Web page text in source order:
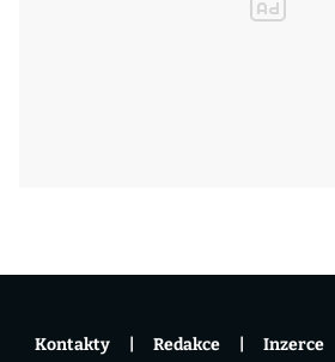
Kontakty Redakce Inzerce